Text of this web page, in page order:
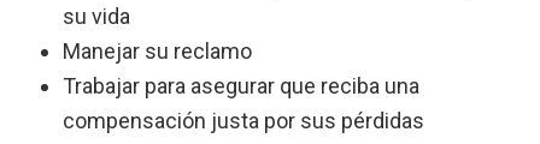
su vida
Manejar su reclamo
Trabajar para asegurar que reciba una
compensación justa por sus pérdidas